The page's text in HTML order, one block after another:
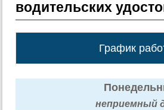
водительских
График
неприемный